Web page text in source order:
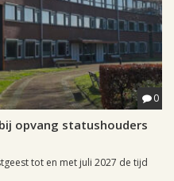
0
opvang statushouders
tot en met juli 2027 de tijd